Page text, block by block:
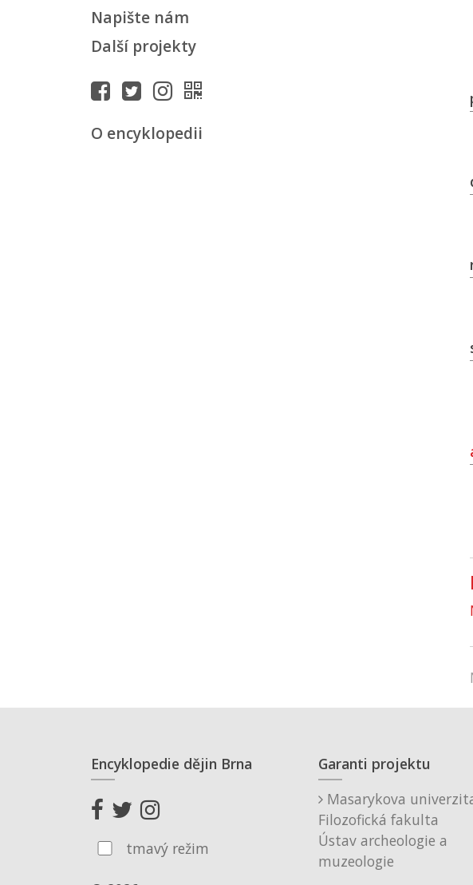
Napište nám
Další projekty
O encyklopedii
Encyklopedie dějin Brna
tmavý režim
Garanti projektu
Masarykova
Filozofická fakulta
Ústav archeologie a
muzeologie